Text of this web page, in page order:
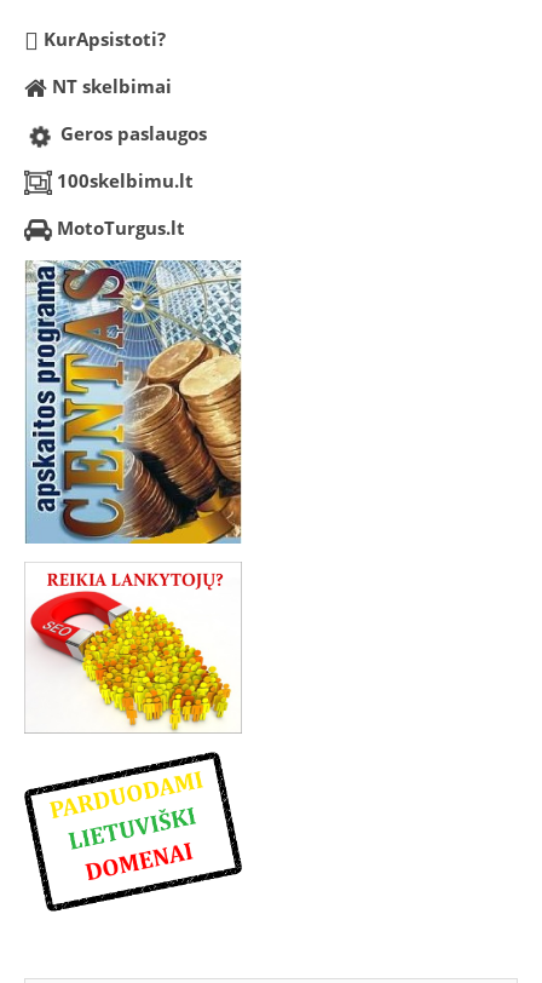
KurApsistoti?
NT skelbimai
Geros paslaugos
100skelbimu.lt
MotoTurgus.lt